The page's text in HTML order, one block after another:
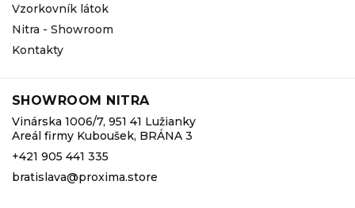
Vzorkovník látok
Nitra - Showroom
Kontakty
SHOWROOM NITRA
Vinárska 1006/7, 951 41 Lužianky
Areál firmy Kuboušek, BRÁNA 3
+421 905 441 335
bratislava@proxima.store